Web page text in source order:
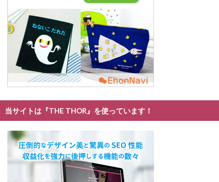
当サイトは『THE THOR』を使っています！